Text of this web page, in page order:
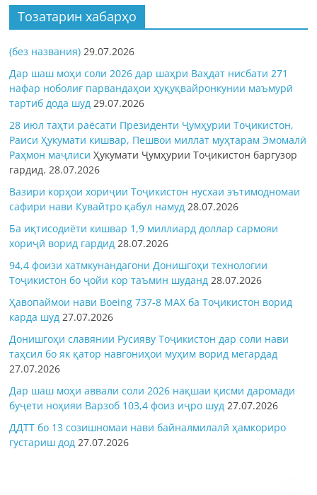
Тозатарин хабарҳо
(без названия) 29.07.2026
Дар шаш моҳи соли 2026 дар шаҳри Ваҳдат нисбати 271
нафар ноболиғ парвандаҳои ҳуқуқвайронкунии маъмурӣ
тартиб дода шуд 29.07.2026
28 июл таҳти раёсати Президенти Ҷумҳурии Тоҷикистон,
Раиси Ҳукумати кишвар, Пешвои миллат муҳтарам Эмомалӣ
Раҳмон маҷлисиҲукумати Ҷумҳурии Тоҷикистон баргузор
гардид. 28.07.2026
Вазири корҳои хориҷии Тоҷикистон нусхаи эътимодномаи
сафири нави Кувайтро қабул намуд 28.07.2026
Ба иқтисодиёти кишвар 1,9 миллиард доллар сармояи
хориҷӣ ворид гардид 28.07.2026
94,4 фоизи хатмкунандагони Донишгоҳи технологии
Тоҷикистон бо ҷойи кор таъмин шуданд 28.07.2026
Ҳавопаймои нави Boeing 737-8 MAX ба Тоҷикистон ворид
карда шуд 27.07.2026
Донишгоҳи славянии Русияву Тоҷикистон дар соли нави
таҳсил бо як қатор навгониҳои муҳим ворид мегардад
27.07.2026
Дар шаш моҳи аввали соли 2026 нақшаи қисми даромади
буҷети ноҳияи Варзоб 103,4 фоиз иҷро шуд 27.07.2026
ДДТТ бо 13 созишномаи нави байналмилалӣ ҳамкориро
густариш дод 27.07.2026